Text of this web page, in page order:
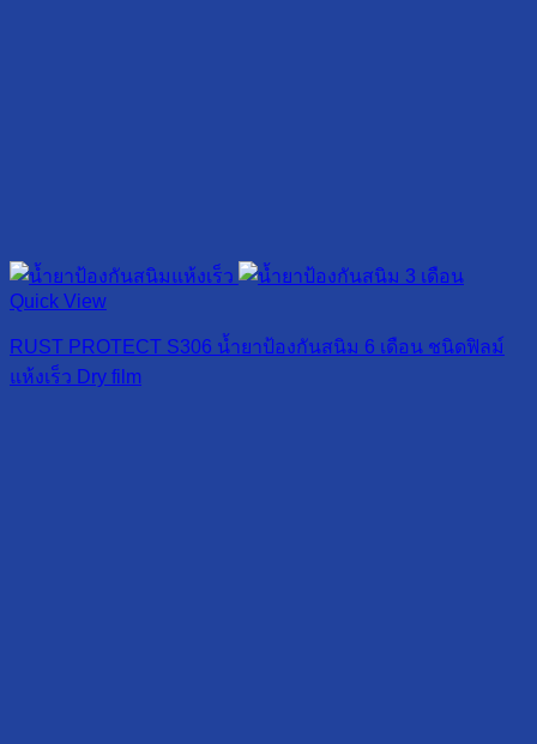
Quick View
RUST PROTECT S306 น้ำยาป้องกันสนิม 6 เดือน ชนิดฟิลม์
แห้งเร็ว Dry film